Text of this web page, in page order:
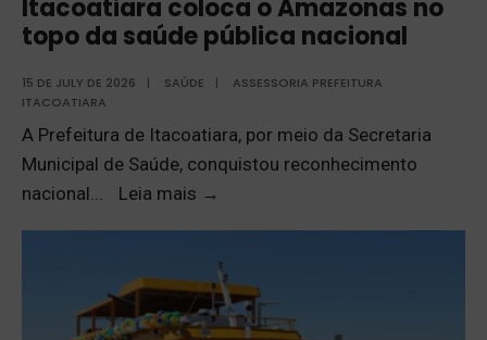
Itacoatiara coloca o Amazonas no
topo da saúde pública nacional
15 DE JULY DE 2026 | SAÚDE |
ASSESSORIA PREFEITURA
ITACOATIARA
A Prefeitura de Itacoatiara, por meio da Secretaria
Municipal de Saúde, conquistou reconhecimento
nacional... Leia mais →